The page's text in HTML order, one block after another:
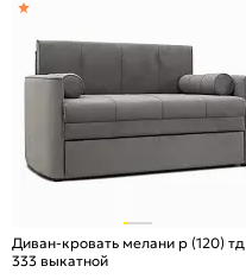
Диван-кровать мелани р (120) тд
333 выкатной